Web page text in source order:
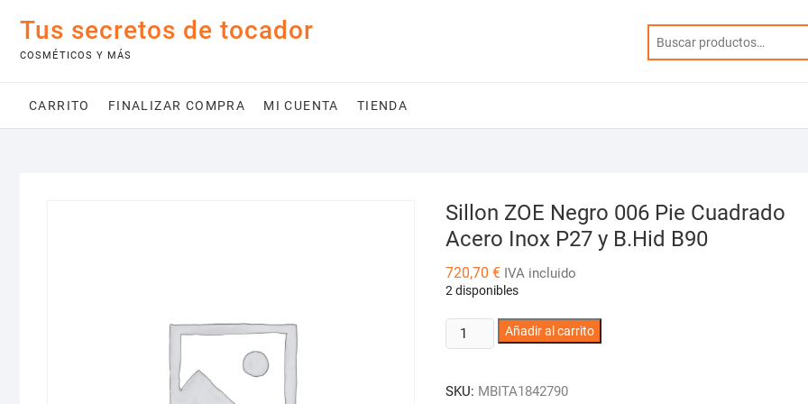
contenido
Tus secretos de tocador
COSMÉTICOS Y MÁS
CARRITO FINALIZAR COMPRA MI CUENTA TIENDA
Sillon ZOE Negro 006 Pie Cuadrado
Acero Inox P27 y B.Hid B90
720,70 € IVA incluido
2 disponibles
Sillon
ZOE
006
Añadir al carrito
SKU: MBITA1842790